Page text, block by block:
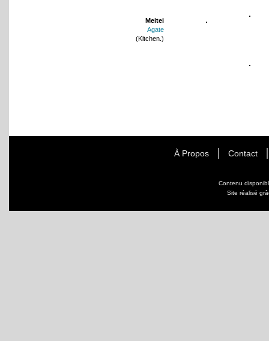
Meitei
Agate
(Kitchen.)
À Propos Contact
Contenu
Site réalisé